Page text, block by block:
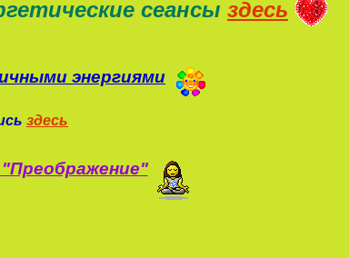
сеансы здесь
энергиями
здесь